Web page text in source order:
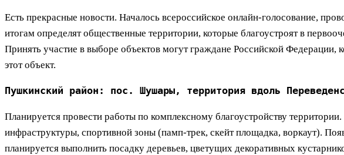
Есть прекрасные новости. Началось всероссийское онлайн-голосование,
итогам определят общественные территории, которые благоустроят в
Принять участие в выборе объектов могут граждане Российской
этот объект.
Пушкинский район: пос. Шушары, территория вдоль
Планируется провести работы по комплексному благоустройству
инфраструктуры, спортивной зоны (памп-трек, скейт площадка, воркаут).
планируется выполнить посадку деревьев, цветущих декоративных